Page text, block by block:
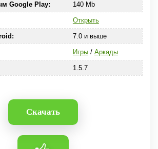
Google Play: 140 Mb
Открыть
7.0 и выше
Игры/ Аркады
1.5.7
Скачать